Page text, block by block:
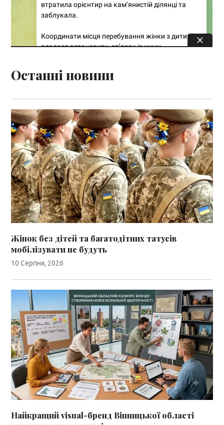
Останні новини
Жінок без дітей та багатодітних татусів
мобілізувати не будуть
10 Серпня, 2026
Найкращий visual-бренд Вінницької області